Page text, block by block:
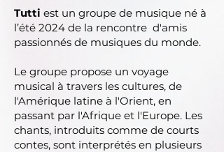
Tutti est un groupe de musique né à
l’été 2024 de la rencontre d'amis
passionnés de musiques du monde.
Le groupe propose un voyage
musical à travers les cultures, de
l'Amérique latine à l'Orient, en
passant par l'Afrique et l'Europe. Les
chants, introduits comme de courts
contes, sont interprétés en plusieurs